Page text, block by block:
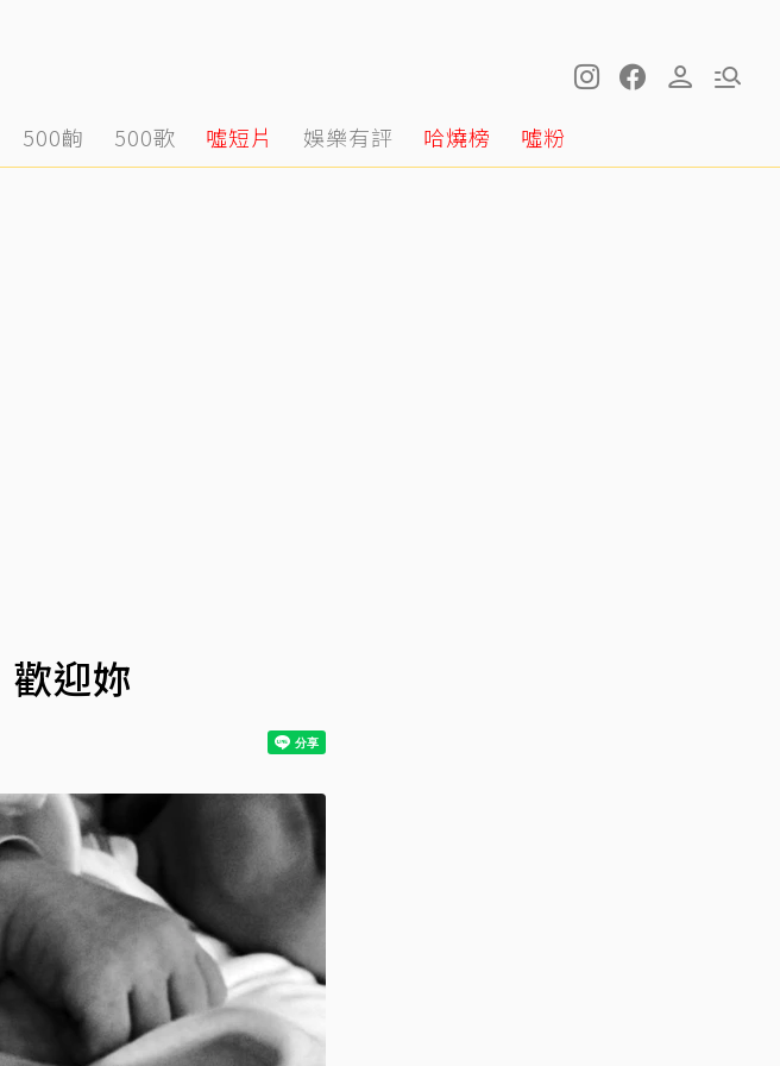
500齣 500歌 噓短片 娛樂有評 哈燒榜 噓粉
迎妳